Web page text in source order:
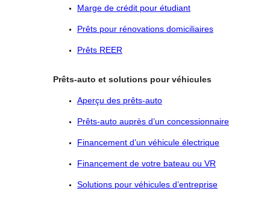
Marge de crédit pour étudiant
Prêts pour rénovations domiciliaires
Prêts REER
Prêts-auto et solutions pour véhicules
Aperçu des prêts-auto
Prêts-auto auprès d’un concessionnaire
Financement d’un véhicule électrique
Financement de votre bateau ou VR
Solutions pour véhicules d’entreprise